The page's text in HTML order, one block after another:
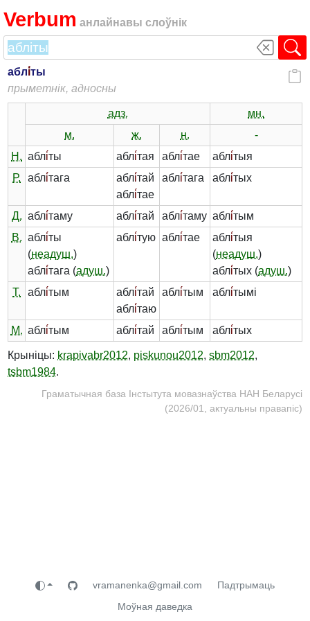
Verbum анлайнавы слоўнік
аблі́ты
прыметнік, адносны
адз.
мн.
м.
ж. н.
-
Н. аблі́ты аблі́тая аблі́тае аблі́тыя
Р.
аблі́тага аблі́тай
аблі́тае
аблі́тага аблі́тых
Д. аблі́таму аблі́тай аблі́таму аблі́тым
В. аблі́ты
(неадуш.)
аблі́тага (адуш.)
аблі́тую аблі́тае аблі́тыя
(неадуш.)
аблі́тых (адуш.)
Т.
аблі́тым аблі́тай
аблі́таю
аблі́тым аблі́тымі
М. аблі́тым аблі́тай аблі́тым аблі́тых
Крыніцы: krapivabr2012, piskunou2012, sbm2012,
tsbm1984.
Граматычная база Інстытута мовазнаўства НАН Беларусі
(2026/01, актуальны правапіс)
vramanenka@gmail.com
Падтрымаць
Моўная даведка